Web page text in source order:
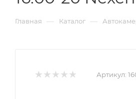
Главная — Каталог —
Артикул: